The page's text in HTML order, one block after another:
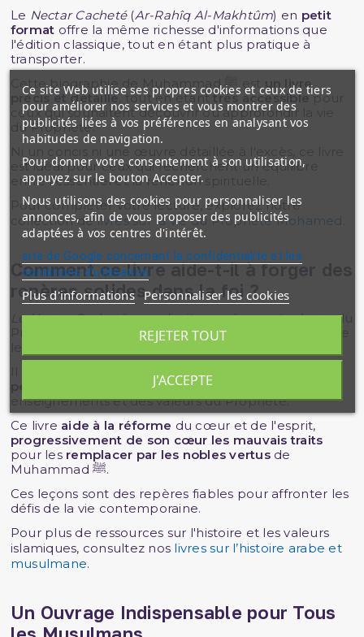
Le Nectar Cacheté(Ar-Rahîq Al-Makhtûm) en petit
format offre la même richesse d'informations que
l'édition classique, tout en étant plus pratique à
transporter.
Cette biographie de Muhammad ﷺ est
un livre
précis et détaillé, tout en étanttrès accessiblepour
ceux qui souhaitent découvrir ou approfondir la vie
du Prophète.
est idéal pour ceux qui recherchent un équilibre
entre l'essentiel et la réflexion spirituelle.
Pour compléter votre lecture, explorez notre
collection delivres sur la vie du Prophète Mohamed
Comment ce livre aide-t-il à forger des
repères solides dans la foi ?
Le Nectar Cacheténe se limite pas à raconter la vie du
permet au croyant de se forger une véritable
personnalité et identité, en s’inspirant des
enseignements et des valeurs du Prophète.
Ce livre aide à la réforme du cœur et de l'esprit,
progressivement de son cœur les mauvais traits
pour les remplacer par les nobles vertusde
Muhammad ﷺ.
Ces leçons sont des repères fiables pour affronter les
défis de la vie contemporaine.
Pour plus de ressources sur l'histoire et les valeurs
islamiques, consultez nos livres sur l’histoire arabe et
musulmane.
Un Ouvrage Indispensable pour Tous
Ce site Web utilise ses propres cookies et ceux de tiers
pour améliorer nos services et vous montrer des
publicités liées à vos préférences en analysant vos
habitudes de navigation.
Pour donner votre consentement à son utilisation,
appuyez sur le bouton Accepter.
Nous utilisons des cookies pour personnaliser les
annonces, afin de vous proposer des publicités
adaptées à vos centres d'intérêt.
site de Google concernant la confidentialité et les
conditions d'utilisation
Plus d'informations Personnaliser les cookies
REJETER TOUT
J'ACCEPTE